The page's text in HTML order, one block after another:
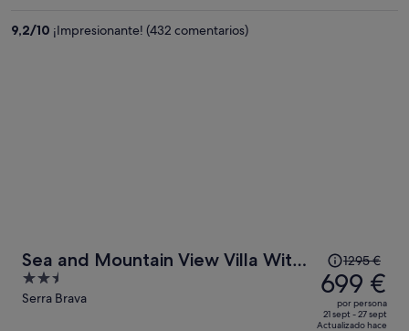
9,2/10 ¡Impresionante! (432 comentarios)
Sea and Mountain View Villa With
Pool
2.5
out
Serra Brava
El
precio
era
de
1295 €
699 €
por persona
21 sept - 27 sept
Actualizado hace